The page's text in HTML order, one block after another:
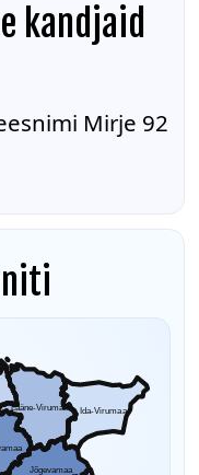
kandjaid
Mirje 92
Lääne-Virumaa Ida-Virumaa
Jõgevamaa